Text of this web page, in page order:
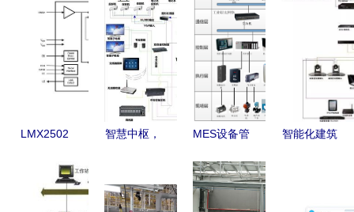
LMX2502
率合成器系
智慧中枢，
馆中控系统
MES设备管
在线试用指
南 开启智
智能化建筑